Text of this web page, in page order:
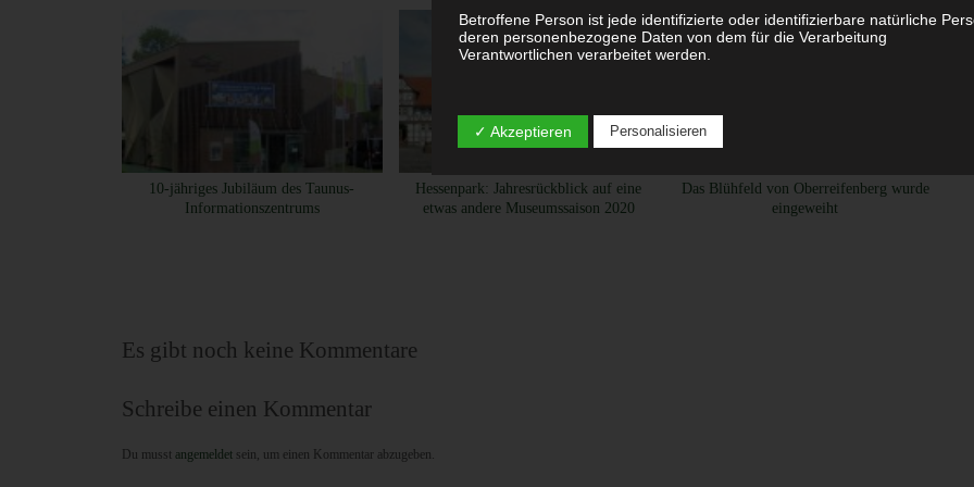
10-jähriges Jubiläum des Taunus-
Informationszentrums
Hessenpark: Jahresrückblick auf eine
etwas andere Museumssaison 2020
Das Blühfeld von Oberreifenberg wurde
eingeweiht
Es gibt noch keine Kommentare
Schreibe einen Kommentar
Du musst angemeldet sein, um einen Kommentar abzugeben.
Betroffene Person ist jede identifizierte oder identifizierbare natürliche
deren personenbezogene Daten von dem für die Verarbeitung
Verantwortlichen verarbeitet werden.
c) Verarbeitung
ausgeführte Vorgang oder jede solche Vorgangsreihe im Zusammenhang
personenbezogenen Daten wie das Erheben, das Erfassen, die
das Ordnen, die Speicherung, die Anpassung oder Veränderung, das
✓ Akzeptieren Personalisieren